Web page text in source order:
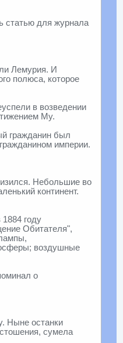
статью для журнала
Лемурия. И
полюса, которое
в возведении
Му.
гражданин был
империи.
Небольшие во
континент.
году
Обитателя",
воздушные
о
Ныне останки
сумела